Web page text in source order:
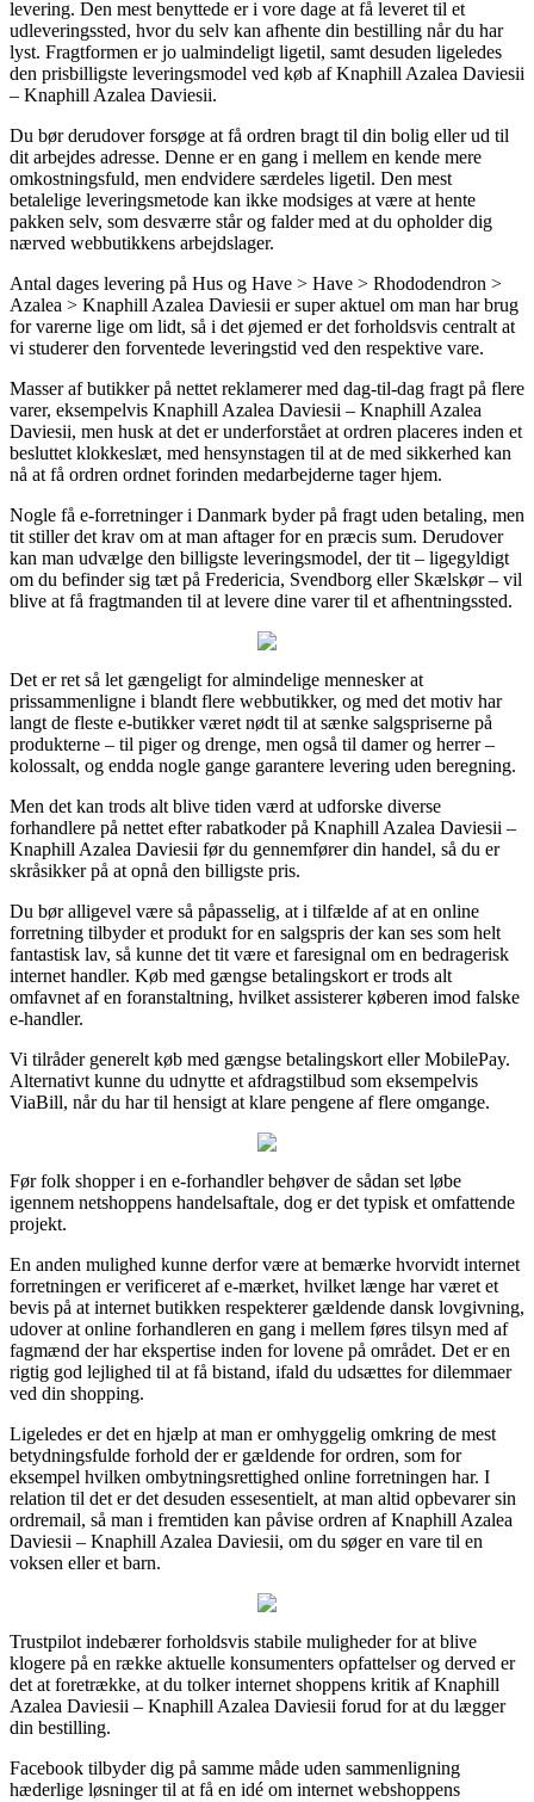
levering. Den mest benyttede er i vore dage at få leveret til et
udleveringssted, hvor du selv kan afhente din bestilling når du har
lyst. Fragtformen er jo ualmindeligt ligetil, samt desuden ligeledes
den prisbilligste leveringsmodel ved køb af Knaphill Azalea Daviesii
– Knaphill Azalea Daviesii.
Du bør derudover forsøge at få ordren bragt til din bolig eller ud til
dit arbejdes adresse. Denne er en gang i mellem en kende mere
omkostningsfuld, men endvidere særdeles ligetil. Den mest
betalelige leveringsmetode kan ikke modsiges at være at hente
pakken selv, som desværre står og falder med at du opholder dig
nærved webbutikkens arbejdslager.
Antal dages levering på Hus og Have > Have > Rhododendron >
Azalea > Knaphill Azalea Daviesii er super aktuel om man har brug
for varerne lige om lidt, så i det øjemed er det forholdsvis centralt at
vi studerer den forventede leveringstid ved den respektive vare.
Masser af butikker på nettet reklamerer med dag-til-dag fragt på flere
varer, eksempelvis Knaphill Azalea Daviesii – Knaphill Azalea
Daviesii, men husk at det er underforstået at ordren placeres inden et
besluttet klokkeslæt, med hensynstagen til at de med sikkerhed kan
nå at få ordren ordnet forinden medarbejderne tager hjem.
Nogle få e-forretninger i Danmark byder på fragt uden betaling, men
tit stiller det krav om at man aftager for en præcis sum. Derudover
kan man udvælge den billigste leveringsmodel, der tit – ligegyldigt
om du befinder sig tæt på Fredericia, Svendborg eller Skælskør – vil
blive at få fragtmanden til at levere dine varer til et afhentningssted.
Det er ret så let gængeligt for almindelige mennesker at
prissammenligne i blandt flere webbutikker, og med det motiv har
langt de fleste e-butikker været nødt til at sænke salgspriserne på
produkterne – til piger og drenge, men også til damer og herrer –
kolossalt, og endda nogle gange garantere levering uden beregning.
Men det kan trods alt blive tiden værd at udforske diverse
forhandlere på nettet efter rabatkoder på Knaphill Azalea Daviesii –
Knaphill Azalea Daviesii før du gennemfører din handel, så du er
skråsikker på at opnå den billigste pris.
Du bør alligevel være så påpasselig, at i tilfælde af at en online
forretning tilbyder et produkt for en salgspris der kan ses som helt
fantastisk lav, så kunne det tit være et faresignal om en bedragerisk
internet handler. Køb med gængse betalingskort er trods alt
omfavnet af en foranstaltning, hvilket assisterer køberen imod falske
e-handler.
Vi tilråder generelt køb med gængse betalingskort eller MobilePay.
Alternativt kunne du udnytte et afdragstilbud som eksempelvis
ViaBill, når du har til hensigt at klare pengene af flere omgange.
Før folk shopper i en e-forhandler behøver de sådan set løbe
igennem netshoppens handelsaftale, dog er det typisk et omfattende
projekt.
En anden mulighed kunne derfor være at bemærke hvorvidt internet
forretningen er verificeret af e-mærket, hvilket længe har været et
bevis på at internet butikken respekterer gældende dansk lovgivning,
udover at online forhandleren en gang i mellem føres tilsyn med af
fagmænd der har ekspertise inden for lovene på området. Det er en
rigtig god lejlighed til at få bistand, ifald du udsættes for dilemmaer
ved din shopping.
Ligeledes er det en hjælp at man er omhyggelig omkring de mest
betydningsfulde forhold der er gældende for ordren, som for
eksempel hvilken ombytningsrettighed online forretningen har. I
relation til det er det desuden essesentielt, at man altid opbevarer sin
ordremail, så man i fremtiden kan påvise ordren af Knaphill Azalea
Daviesii – Knaphill Azalea Daviesii, om du søger en vare til en
voksen eller et barn.
Trustpilot indebærer forholdsvis stabile muligheder for at blive
klogere på en række aktuelle konsumenters opfattelser og derved er
det at foretrække, at du tolker internet shoppens kritik af Knaphill
Azalea Daviesii – Knaphill Azalea Daviesii forud for at du lægger
din bestilling.
Facebook tilbyder dig på samme måde uden sammenligning
hæderlige løsninger til at få en idé om internet webshoppens